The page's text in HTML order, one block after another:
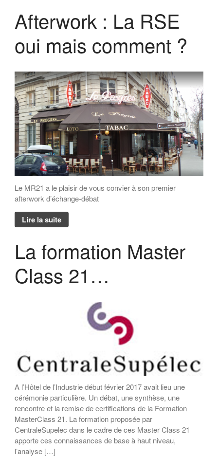
Afterwork : La RSE
oui mais comment ?
Le MR21 a le plaisir de vous convier à son premier
afterwork d’échange-débat
Lire la suite
La formation Master
Class 21…
A l’Hôtel de l’Industrie début février 2017 avait lieu une
cérémonie particulière. Un débat, une synthèse, une
rencontre et la remise de certifications de la Formation
MasterClass 21. La formation proposée par
CentraleSupelec dans le cadre de ces Master Class 21
apporte ces connaissances de base à haut niveau,
l’analyse […]